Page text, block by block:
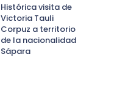
Histórica visita de
Victoria Tauli
Corpuz a territorio
de la nacionalidad
Sápara